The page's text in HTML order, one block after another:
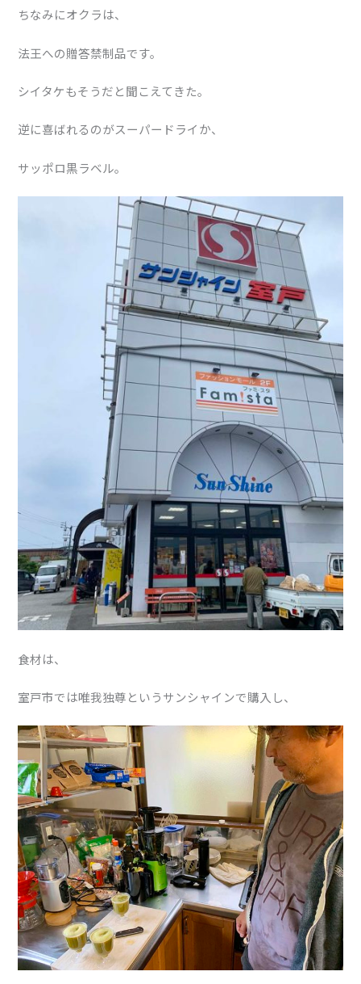
ちなみにオクラは、
法王への贈答禁制品です。
シイタケもそうだと聞こえてきた。
逆に喜ばれるのがスーパードライか、
サッポロ黒ラベル。
食材は、
室戸市では唯我独尊というサンシャインで購入し、